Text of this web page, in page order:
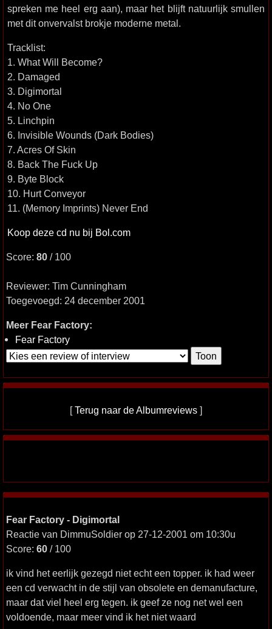
spreken me heel erg aan), maar het blijft natuurlijk smullen
met dit onvervalst brokje moderne metal.
Tracklist:
1. What Will Become?
2. Damaged
3. Digimortal
4. No One
5. Linchpin
6. Invisible Wounds (Dark Bodies)
7. Acres Of Skin
8. Back The Fuck Up
9. Byte Block
10. Hurt Conveyor
11. (Memory Imprints) Never End
Koop deze cd nu bij Bol.com
Score: 80 / 100
Reviewer: Tim Cunningham
Toegevoegd: 24 december 2001
Meer Fear Factory:
Fear Factory
[Terug naar de Albumreviews ]
Fear Factory - Digimortal
Reactie van DimmuSoldier op 27-12-2001 om 10:30u
Score: 60 / 100
ik vind het eerlijk gezegd niet echt een topper. ik had weer
een cd verwacht in de stijl van obsolete en demanufacture,
maar dat viel heel erg tegen. ik geef ze nog net wel een
voldoende, maar meer vind ik het niet waard